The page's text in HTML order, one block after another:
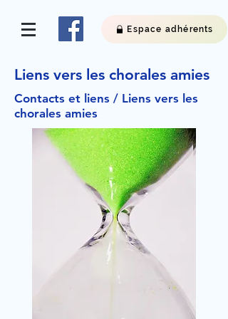
Espace adhérents
Liens vers les chorales amies
Contacts et liens / Liens vers les
chorales amies